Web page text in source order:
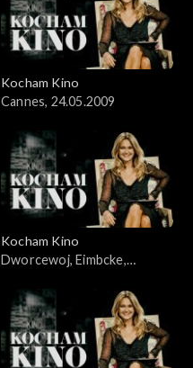
Kocham Kino
Cannes, 24.05.2009
Kocham Kino
Dworcewoj, Eimbcke,